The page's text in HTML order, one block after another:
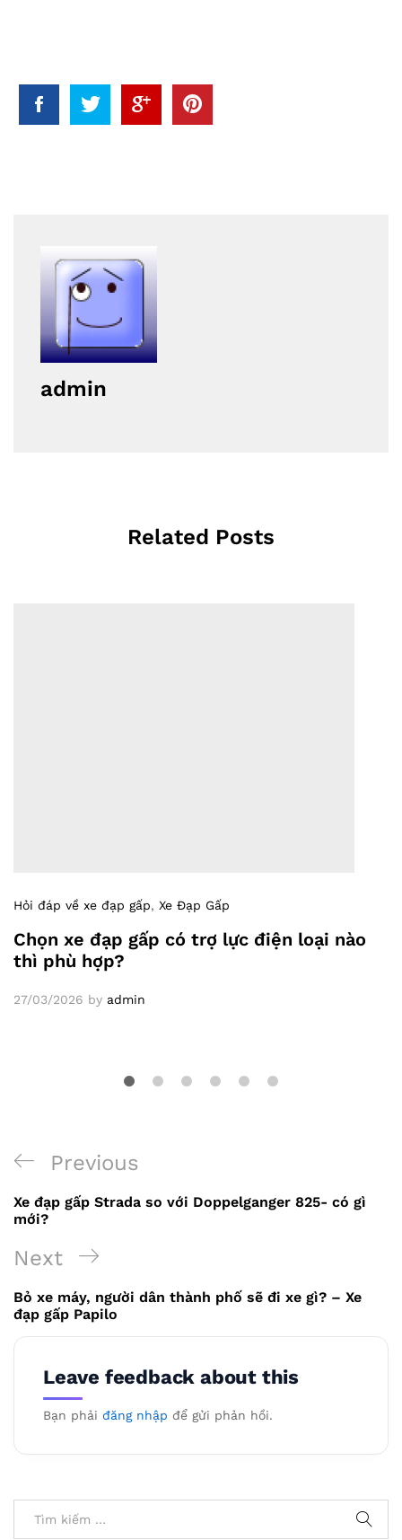
admin
Related Posts
Hỏi đáp về xe đạp gấp, Xe Đạp Gấp
Chọn xe đạp gấp có trợ lực điện loại nào
thì phù hợp?
27/03/2026 by admin
Điều
hướng
bài
viết
Previous
Post
Previous
Xe đạp gấp Strada so với Doppelganger 825- có gì
mới?
Next
Post
Next
Bỏ xe máy, người dân thành phố sẽ đi xe gì? – Xe
đạp gấp Papilo
Leave feedback about this
Bạn phải đăng nhập để gửi phản hồi.